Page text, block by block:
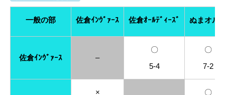
一般の部 佐倉ｲﾝｳﾞｧｰｽ 佐倉ｵｰﾙﾃﾞｨｰｽﾞ ぬまオル
佐倉ｲﾝｳﾞｧｰｽ –
〇
5-4
〇
7-2
×
〇